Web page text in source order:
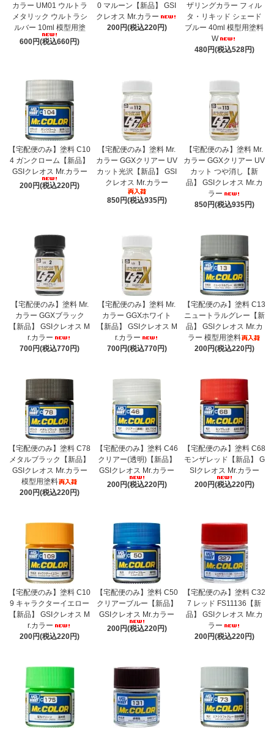
カラー UM01 ウルトラ
メタリック ウルトラシ
ルバー 10ml 模型用塗
600円(税込660円)
0 マルーン【新品】 GSI
クレオス Mr.カラー
200円(税込220円)
ザリングカラー フィル
タ・リキッド シェード
ブルー 40ml 模型用塗料
W
480円(税込528円)
【宅配便のみ】塗料 C10
4 ガンクローム【新品】
GSIクレオス Mr.カラー
200円(税込220円)
【宅配便のみ】塗料 Mr.
カラー GGXクリアー UV
カット光沢【新品】 GSI
クレオス Mr.カラー
850円(税込935円)
【宅配便のみ】塗料 Mr.
カラー GGXクリアー UV
カット つや消し【新
品】 GSIクレオス Mr.カ
ラー
850円(税込935円)
【宅配便のみ】塗料 Mr.
カラー GGXブラック
【新品】 GSIクレオス M
r.カラー
700円(税込770円)
【宅配便のみ】塗料 Mr.
カラー GGXホワイト
【新品】 GSIクレオス M
r.カラー
700円(税込770円)
【宅配便のみ】塗料 C13
ニュートラルグレー【新
品】 GSIクレオス Mr.カ
ラー 模型用塗料
200円(税込220円)
【宅配便のみ】塗料 C78
メタルブラック【新品】
GSIクレオス Mr.カラー
模型用塗料
200円(税込220円)
【宅配便のみ】塗料 C46
クリアー(透明)【新品】
GSIクレオス Mr.カラー
200円(税込220円)
【宅配便のみ】塗料 C68
モンザレッド【新品】 G
SIクレオス Mr.カラー
200円(税込220円)
【宅配便のみ】塗料 C10
9 キャラクターイエロー
【新品】 GSIクレオス M
r.カラー
200円(税込220円)
【宅配便のみ】塗料 C50
クリアーブルー【新品】
GSIクレオス Mr.カラー
200円(税込220円)
【宅配便のみ】塗料 C32
7 レッド FS11136【新
品】 GSIクレオス Mr.カ
ラー
200円(税込220円)